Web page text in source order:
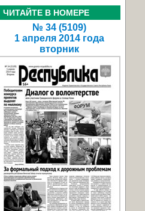
ЧИТАЙТЕ В НОМЕРЕ
№ 34 (5109)
1 апреля 2014 года
вторник